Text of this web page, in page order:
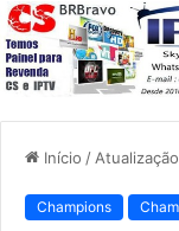
Início / Atualização
Champions